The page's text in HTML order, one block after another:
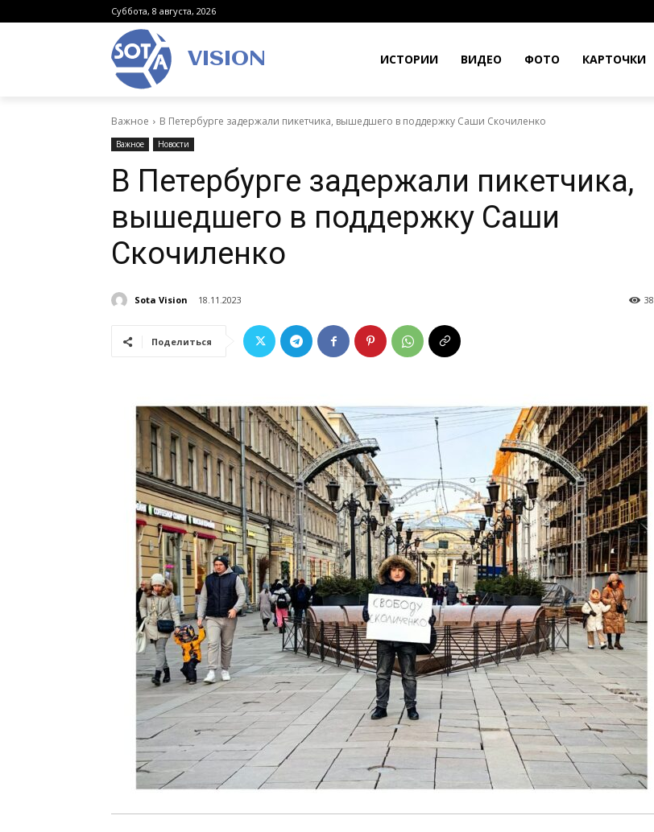
Суббота, 8 августа, 2026
VISION ИСТОРИИ ВИДЕО ФОТО КАРТОЧКИ
Важное В Петербурге задержали пикетчика, вышедшего в поддержку Саши Скочиленко
Важное Новости
В Петербурге задержали пикетчика,
вышедшего в поддержку Саши
Скочиленко
Sota Vision 18.11.2023 38
Поделиться